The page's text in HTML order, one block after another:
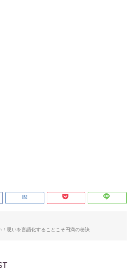
！思いを言語化することこそ円満の秘訣